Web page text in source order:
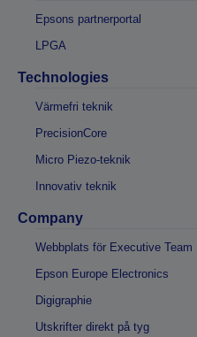
Epsons partnerportal
LPGA
Technologies
Värmefri teknik
PrecisionCore
Micro Piezo-teknik
Innovativ teknik
Company
Webbplats för Executive Team
Epson Europe Electronics
Digigraphie
Utskrifter direkt på tyg